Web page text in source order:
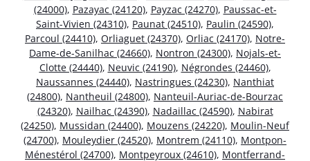
(24000), Pazayac (24120), Payzac (24270), Paussac-et-
Saint-Vivien (24310), Paunat (24510), Paulin (24590),
Parcoul (24410), Orliaguet (24370), Orliac (24170), Notre-
Dame-de-Sanilhac (24660), Nontron (24300), Nojals-et-
Clotte (24440), Neuvic (24190), Négrondes (24460),
Naussannes (24440), Nastringues (24230), Nanthiat
(24800), Nantheuil (24800), Nanteuil-Auriac-de-Bourzac
(24320), Nailhac (24390), Nadaillac (24590), Nabirat
(24250), Mussidan (24400), Mouzens (24220), Moulin-Neuf
(24700), Mouleydier (24520), Montrem (24110), Montpon-
Ménestérol (24700), Montpeyroux (24610), Montferrand-